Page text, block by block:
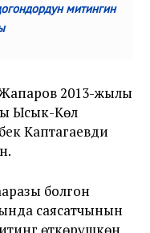
митингин
2013-жылы
Ысык-Көл
Каптагаевди
болгон
саясатчынын